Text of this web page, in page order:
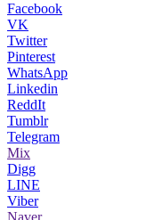
Facebook
VK
Twitter
Pinterest
WhatsApp
Linkedin
ReddIt
Tumblr
Telegram
Mix
Digg
LINE
Viber